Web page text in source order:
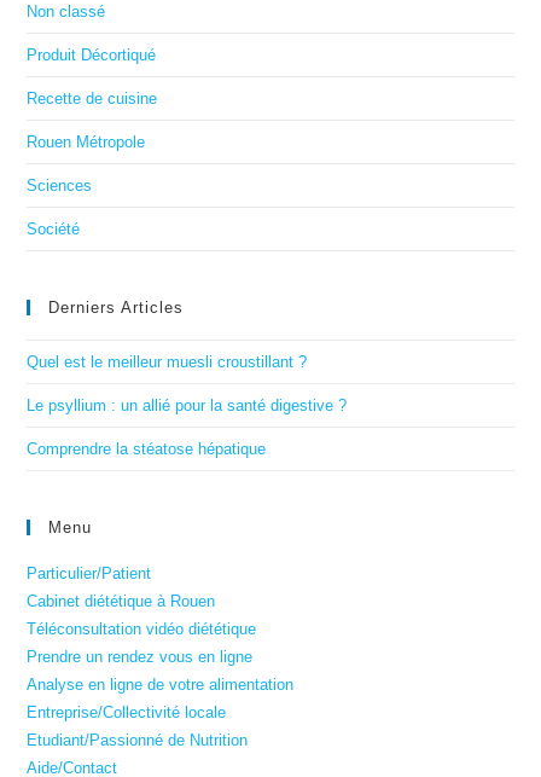
Non classé
Produit Décortiqué
Recette de cuisine
Rouen Métropole
Sciences
Société
Derniers Articles
Quel est le meilleur muesli croustillant ?
Le psyllium : un allié pour la santé digestive ?
Comprendre la stéatose hépatique
Menu
Particulier/Patient
Cabinet diététique à Rouen
Téléconsultation vidéo diététique
Prendre un rendez vous en ligne
Analyse en ligne de votre alimentation
Entreprise/Collectivité locale
Etudiant/Passionné de Nutrition
Aide/Contact